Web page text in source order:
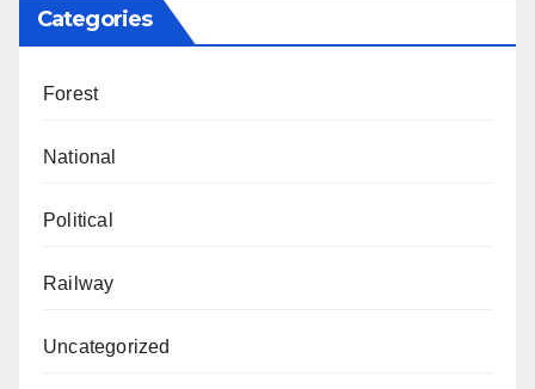
Categories
Forest
National
Political
Railway
Uncategorized